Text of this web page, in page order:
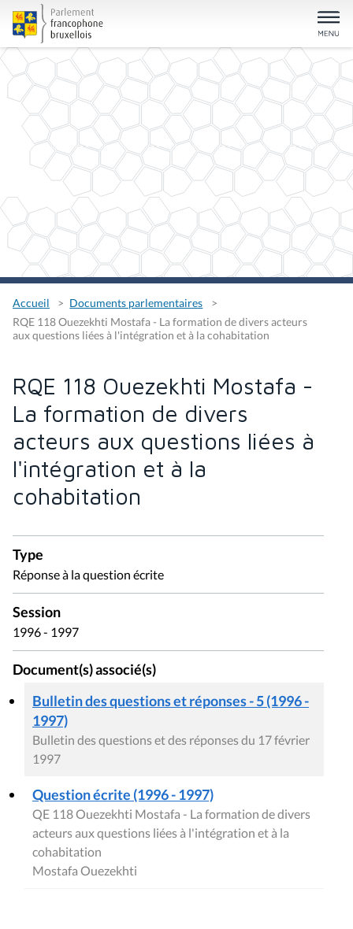
Accueil
Documents parlementaires
RQE 118 Ouezekhti Mostafa - La formation de divers acteurs
aux questions liées à l'intégration et à la cohabitation
RQE 118 Ouezekhti Mostafa -
La formation de divers
acteurs aux questions liées à
l'intégration et à la
cohabitation
Type
Réponse à la question écrite
Session
1996 - 1997
Document(s) associé(s)
Bulletin des questions et réponses - 5 (1996 -
1997)
Bulletin des questions et des réponses du 17 février
1997
Question écrite (1996 - 1997)
QE 118 Ouezekhti Mostafa - La formation de divers
acteurs aux questions liées à l'intégration et à la
cohabitation
Mostafa Ouezekhti